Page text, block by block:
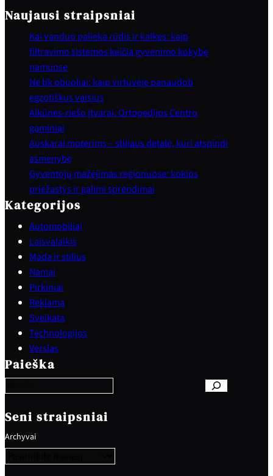
Naujausi straipsniai
Kai vanduo palieka rūdis ir kalkes: kaip
filtravimo sistemos keičia gyvenimo kokybę
namuose
Ne tik obuoliai: kaip virtuvėje panaudoti
egzotiškus vaisius
Alkūnės-riešo įtvarai. Ortopedijos Centro
gaminiai
Auskarai moterims – stiliaus detalė, kuri atspindi
asmenybę
Gyventojų mažėjimas regionuose: kokios
priežastys ir galimi sprendimai
Kategorijos
Automobiliai
Laisvalaikis
Mada ir stilius
Namai
Pirkiniai
Reklama
Sveikata
Technologijos
Verslas
Paieška
e
a
c
h
Seni straipsniai
Archyvai